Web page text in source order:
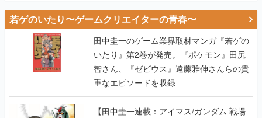
若ゲのいたり〜ゲームクリエイターの青春〜
田中圭一のゲーム業界取材マンガ『若ゲの
いたり』第2巻が発売。『ポケモン』田尻
智さん、『ゼビウス』遠藤雅伸さんらの貴
重なエピソードを収録
【田中圭一連載：アイマス/ガンダム 戦場